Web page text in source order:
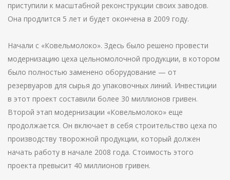
приступили к масштабной реконструкции своих заводов.
Она продлится 5 лет и будет окончена в 2009 году.
Начали с «Ковельмолоко». Здесь было решено провести
модернизацию цеха цельномолочной продукции, в котором
было полностью заменено оборудование — от
резервуаров для сырья до упаковочных линий. Инвестиции
в этот проект составили более 30 миллионов гривен.
Второй этап модернизации «Ковельмолоко» еще
продолжается. Он включает в себя строительство цеха по
производству творожной продукции, который должен
начать работу в начале 2008 года. Стоимость этого
проекта превысит 40 миллионов гривен.